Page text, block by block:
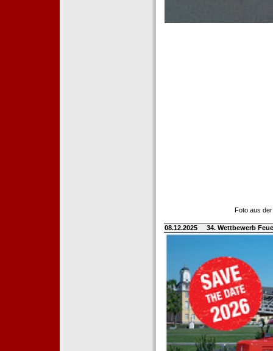
Foto aus
08.12.2025 34. Wettbewerb